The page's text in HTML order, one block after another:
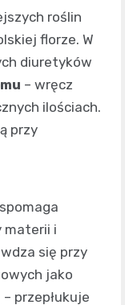
roślin
florze. W
diuretyków
– wręcz
ilościach.
przy
materii i
się przy
jako
przepłukuje